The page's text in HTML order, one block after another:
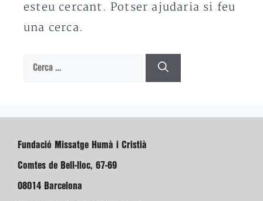
esteu cercant. Potser ajudaria si feu
una cerca.
Cerca:
Fundació Missatge Humà i Cristià
Comtes de Bell-lloc, 67-69
08014 Barcelona